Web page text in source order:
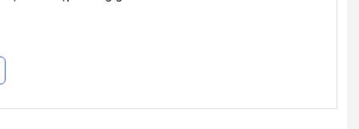
thụ ít điện năng.